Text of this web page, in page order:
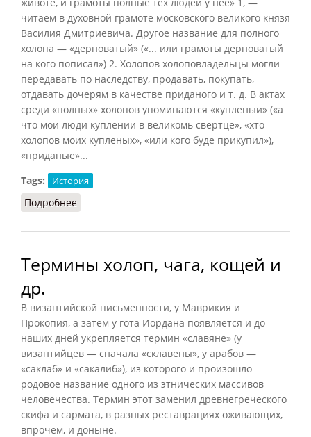
читаем в духовной грамоте московского великого князя
Василия Дмитриевича. Другое название для полного
холопа — «дерноватый» («... или грамоты дерноватый
на кого пописал») 2. Холопов холоповладельцы могли
передавать по наследству, продавать, покупать,
отдавать дочерям в качестве приданого и т. д. В актах
среди «полных» холопов упоминаются «купленыи» («а
что мои люди куплении в великомь свертце», «хто
холопов моих купленых», «или кого буде прикупил»),
«приданые»...
Tags:
История
Подробнее
Термины холоп, чага, кощей и
др.
В византийской письменности, у Маврикия и
Прокопия, а затем у гота Иордана появляется и до
наших дней укрепляется термин «славяне» (у
византийцев — сначала «склавены», у арабов —
«саклаб» и «сакалиб»), из которого и произошло
родовое название одного из этнических массивов
человечества. Термин этот заменил древнегреческого
скифа и сармата, в разных реставрациях оживающих,
впрочем, и доныне.